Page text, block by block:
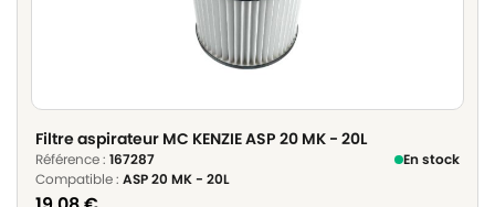
Filtre aspirateur MC KENZIE ASP 20 MK - 20L
Référence : 167287
En stock
Compatible : ASP 20 MK - 20L